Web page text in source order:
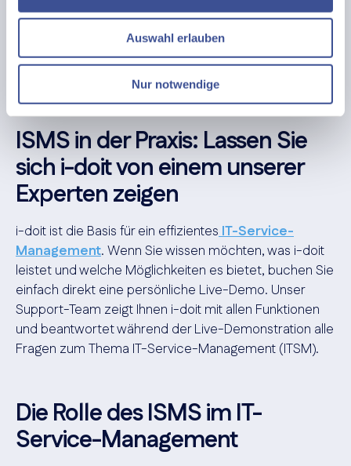
Auswahl erlauben
Nur notwendige
Regelmäßige Audits, Notfallpläne und Gap-Analysen
tragen zur kontinuierlichen Verbesserung des ISMS bei
und machen es zu einem dynamischen System, das
sich den wachsenden Bedrohungen anpasst.
ISMS in der Praxis: Lassen Sie
sich i-doit von einem unserer
Experten zeigen
i-doit ist die Basis für ein effizientes IT-Service-
Management. Wenn Sie wissen möchten, was i-doit
leistet und welche Möglichkeiten es bietet, buchen Sie
einfach direkt eine persönliche Live-Demo. Unser
Support-Team zeigt Ihnen i-doit mit allen Funktionen
und beantwortet während der Live-Demonstration alle
Fragen zum Thema IT-Service-Management (ITSM).
Die Rolle des ISMS im IT-
Service-Management